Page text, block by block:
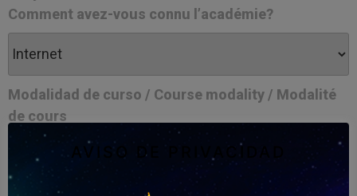
Comment avez-vous connu l’académie?
Modalidad de curso / Course modality / Modalité
de cours
Online / En ligne
Presencial / Onsite / Présentiel
AVISO DE PRIVACIDAD